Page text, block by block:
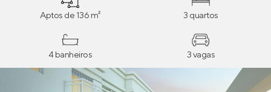
Aptos de 136 m² 3 quartos
4 banheiros 3 vagas